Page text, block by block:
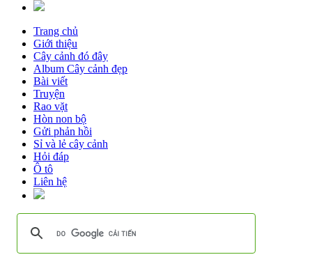
Trang chủ
Giới thiệu
Cây cảnh đó đây
Album Cây cảnh đẹp
Bài viết
Truyện
Rao vặt
Hòn non bộ
Gửi phản hồi
Sỉ và lẻ cây cảnh
Hỏi đáp
Ô tô
Liên hệ